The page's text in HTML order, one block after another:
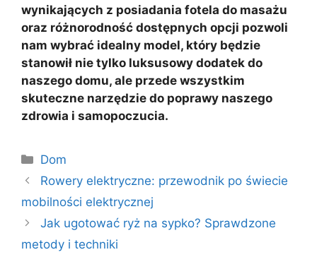
wynikających z posiadania fotela do masażu
oraz różnorodność dostępnych opcji pozwoli
nam wybrać idealny model, który będzie
stanowił nie tylko luksusowy dodatek do
naszego domu, ale przede wszystkim
skuteczne narzędzie do poprawy naszego
zdrowia i samopoczucia.
Kategorie
Dom
Rowery elektryczne: przewodnik po świecie
mobilności elektrycznej
Jak ugotować ryż na sypko? Sprawdzone
metody i techniki